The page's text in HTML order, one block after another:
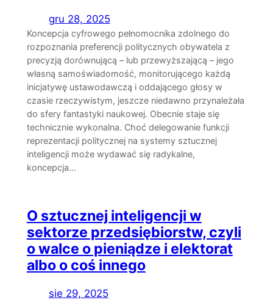
gru 28, 2025
Koncepcja cyfrowego pełnomocnika zdolnego do
rozpoznania preferencji politycznych obywatela z
precyzją dorównującą – lub przewyższającą – jego
własną samoświadomość, monitorującego każdą
inicjatywę ustawodawczą i oddającego głosy w
czasie rzeczywistym, jeszcze niedawno przynależała
do sfery fantastyki naukowej. Obecnie staje się
technicznie wykonalna. Choć delegowanie funkcji
reprezentacji politycznej na systemy sztucznej
inteligencji może wydawać się radykalne,
koncepcja…
O sztucznej inteligencji w
sektorze przedsiębiorstw, czyli
o walce o pieniądze i elektorat
albo o coś innego
sie 29, 2025